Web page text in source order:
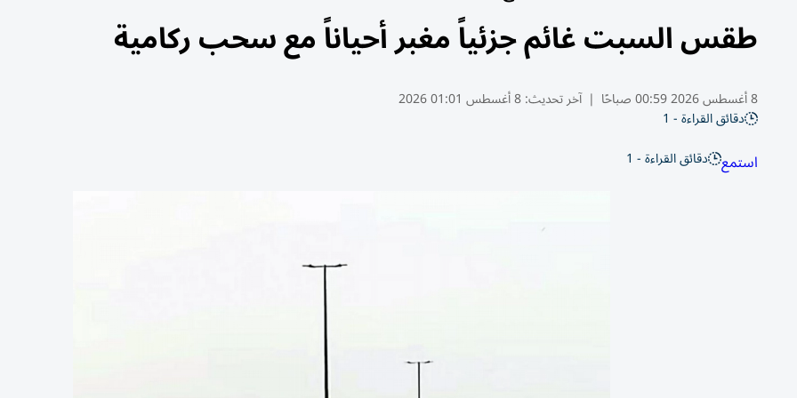
طقس السبت غائم جزئياً مغبر أحياناً مع سحب ركامية
8 أغسطس 2026 00:59 صباحًا | آخر تحديث:8 أغسطس 01:01 2026
دقائق القراءة - 1
استمع دقائق القراءة - 1